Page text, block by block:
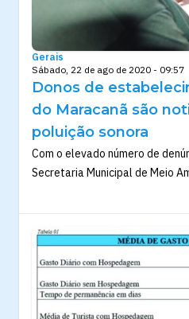
Gerais
Sábado, 22 de ago de 2020 - 09:57
Donos de
do Maracanã são
poluição sonora
Com o elevado número de
Secretaria Municipal de Meio